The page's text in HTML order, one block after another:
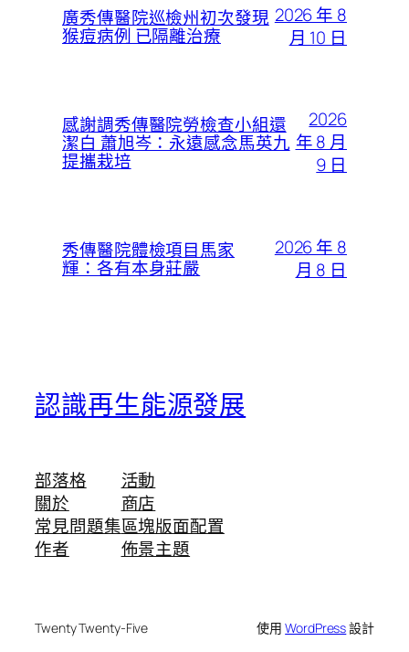
廣秀傳醫院巡檢州初次發現
猴痘病例 已隔離治療
2026 年 8
月 10 日
感謝調秀傳醫院勞檢查小組還
潔白 蕭旭岑：永遠感念馬英九
提攜栽培
2026
年 8 月
9 日
秀傳醫院體檢項目馬家
輝：各有本身莊嚴
2026 年 8
月 8 日
認識再生能源發展
部落格
關於
常見問題集
作者
活動
商店
區塊版面配置
佈景主題
Twenty Twenty-Five 使用WordPress設計